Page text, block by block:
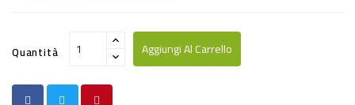
INSETTICIDI
CARTA
Quantità Aggiungi Al Carrello